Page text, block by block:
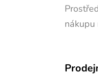
nákupu